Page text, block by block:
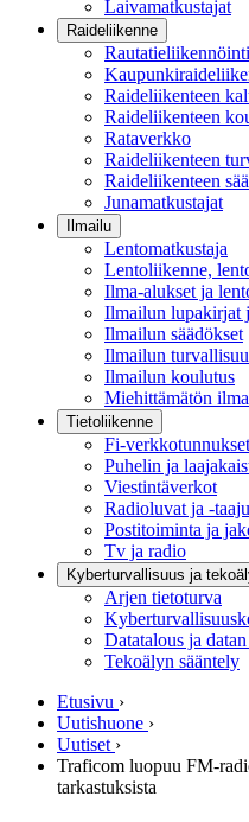
Laivamatkustajat
Raideliikenne
Rautatieliikennöinti
Raideliikenteen
Raideliikenteen
Rataverkko
Raideliikenteen
Raideliikenteen
Junamatkustajat
Ilmailu
Lentomatkustaja
Lentoliikenne,
Ilma-alukset ja
Ilmailun lupakirjat
Ilmailun säädökset
Ilmailun
Ilmailun koulutus
Miehittämätön
Tietoliikenne
Fi-verkkotunnukset
Puhelin ja
Viestintäverkot
Radioluvat ja -
Postitoiminta ja
Tv ja radio
Kyberturvallisuus ja
Arjen tietoturva
Datatalous ja
Tekoälyn sääntely
Etusivu ›
Uutishuone ›
Uutiset ›
Traficom luopuu FM-
tarkastuksista